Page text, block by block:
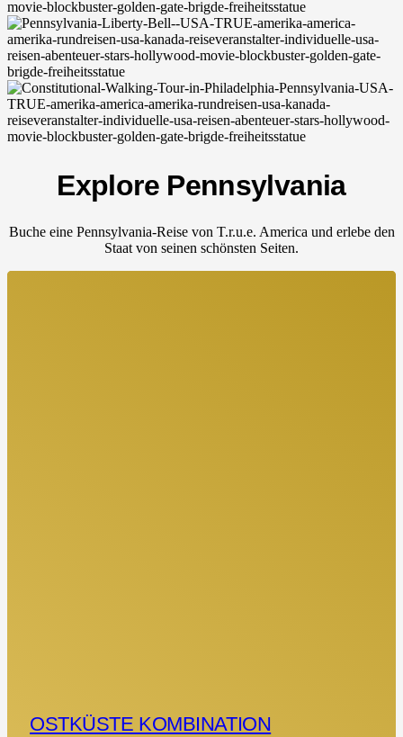
Explore Pennsylvania
Buche eine Pennsylvania-Reise von T.r.u.e. America und erlebe den
Staat von seinen schönsten Seiten.
OSTKÜSTE KOMBINATION